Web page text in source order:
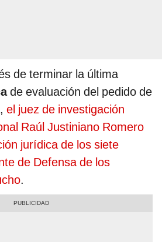
de terminar la última
de evaluación del pedido de
el juez de investigación
Raúl Justiniano Romero
jurídica de los siete
de Defensa de los
.